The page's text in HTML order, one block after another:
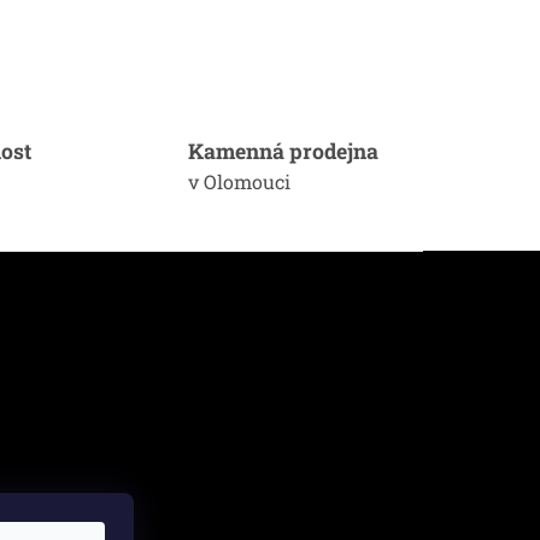
Kamenná prodejna
v Olomouci